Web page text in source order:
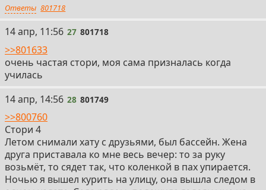
Ответы 801718
27
14 апр, 11:56 27 801718
>>801633
очень частая стори, моя сама призналась когда
училась
28
14 апр, 14:56 28 801749
>>800760
Стори 4
Летом снимали хату с друзьями, был бассейн. Жена
друга приставала ко мне весь вечер: то за руку
возьмёт, то сядет так, что коленкой в пах упирается.
Ночью я вышел курить на улицу, она вышла следом в